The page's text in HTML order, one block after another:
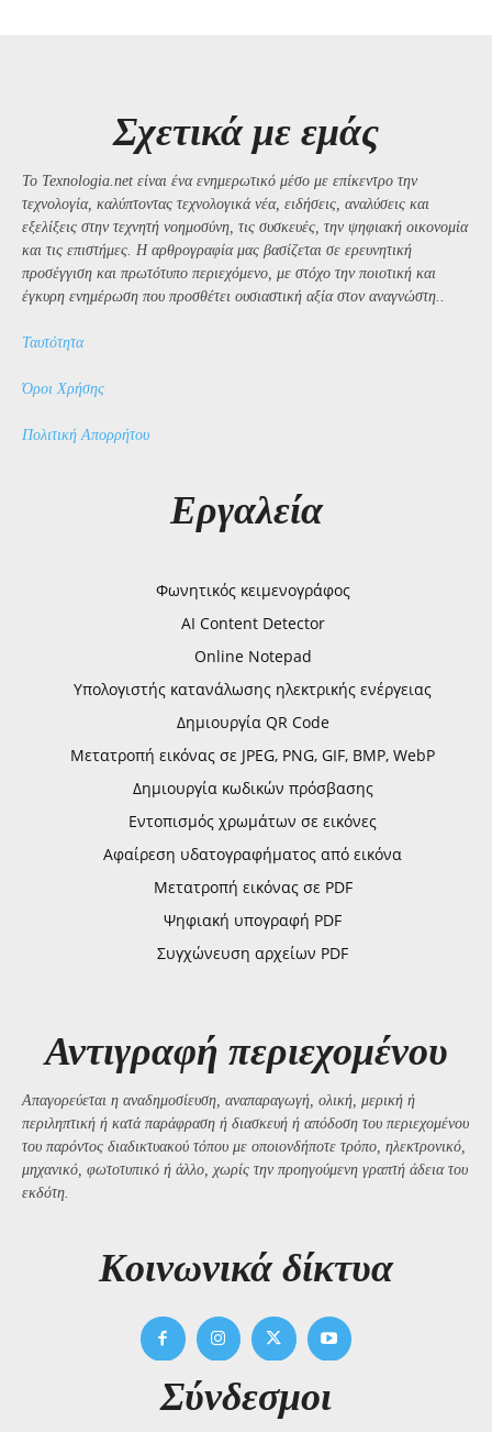
Σχετικά με εμάς
Το Texnologia.net είναι ένα ενημερωτικό μέσο με επίκεντρο την
τεχνολογία, καλύπτοντας τεχνολογικά νέα, ειδήσεις, αναλύσεις και
εξελίξεις στην τεχνητή νοημοσύνη, τις συσκευές, την ψηφιακή οικονομία
και τις επιστήμες. Η αρθρογραφία μας βασίζεται σε ερευνητική
προσέγγιση και πρωτότυπο περιεχόμενο, με στόχο την ποιοτική και
έγκυρη ενημέρωση που προσθέτει ουσιαστική αξία στον αναγνώστη..
Ταυτότητα
Όροι Χρήσης
Πολιτική Απορρήτου
Εργαλεία
Φωνητικός κειμενογράφος
AI Content Detector
Online Notepad
Υπολογιστής κατανάλωσης ηλεκτρικής ενέργειας
Δημιουργία QR Code
Μετατροπή εικόνας σε JPEG, PNG, GIF, BMP, WebP
Δημιουργία κωδικών πρόσβασης
Εντοπισμός χρωμάτων σε εικόνες
Αφαίρεση υδατογραφήματος από εικόνα
Μετατροπή εικόνας σε PDF
Ψηφιακή υπογραφή PDF
Συγχώνευση αρχείων PDF
Αντιγραφή περιεχομένου
Απαγορεύεται η αναδημοσίευση, αναπαραγωγή, ολική, μερική ή
περιληπτική ή κατά παράφραση ή διασκευή ή απόδοση του περιεχομένου
του παρόντος διαδικτυακού τόπου με οποιονδήποτε τρόπο, ηλεκτρονικό,
μηχανικό, φωτοτυπικό ή άλλο, χωρίς την προηγούμενη γραπτή άδεια του
εκδότη.
Kοινωνικά δίκτυα
Σύνδεσμοι